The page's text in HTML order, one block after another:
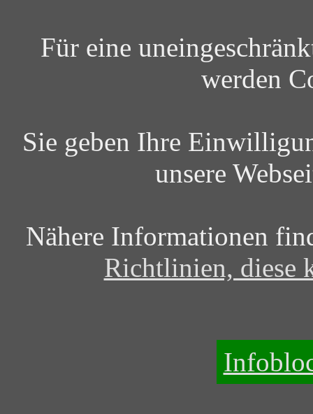
Für eine
werden
Sie geben Ihre
unsere
Nähere Informationen
Richtlinien, diese